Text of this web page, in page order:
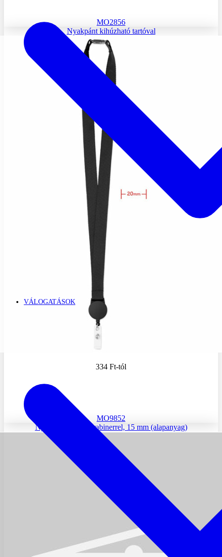
VÁLOGATÁSOK
MO2856
Nyakpánt kihúzható tartóval
334 Ft-tól
MO9852
Nyakpánt cseppkarabinerrel, 15 mm (alapanyag)